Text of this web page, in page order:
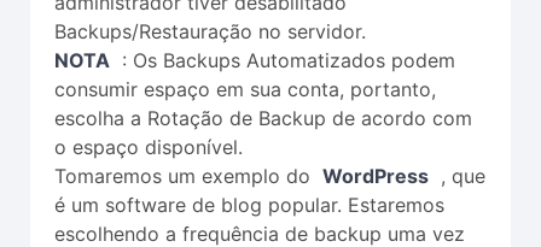
Backups/Restauração no servidor.
NOTA : Os Backups Automatizados podem
consumir espaço em sua conta, portanto,
escolha a Rotação de Backup de acordo com
o espaço disponível.
Tomaremos um exemplo do WordPress , que
é um software de blog popular. Estaremos
escolhendo a frequência de backup uma vez